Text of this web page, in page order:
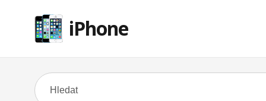
iPhone